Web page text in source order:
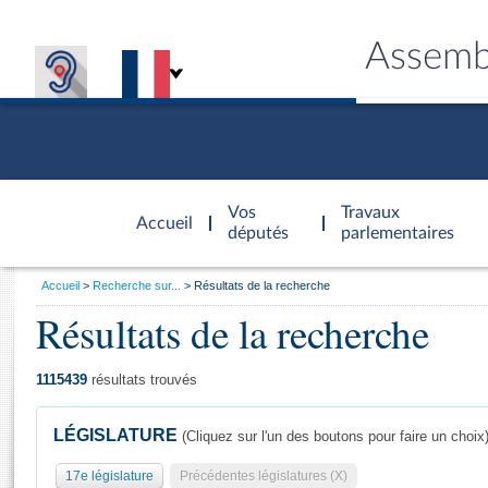
Accueil
d'accueil
Vos
députés
Travaux
parlementaires
Général
Vous
Accueil Recherche sur... Résultats de la recherche
Résultats de la recherche
1115439 résultats trouvés
LÉGISLATURE (Cliquez sur l'un des boutons pour faire un choix)
17e législature Précédentes législatures (X)